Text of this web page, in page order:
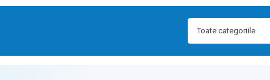
Toate categoriile